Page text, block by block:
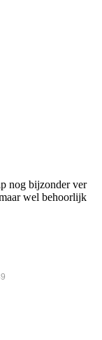
nog bijzonder ver
wel behoorlijk